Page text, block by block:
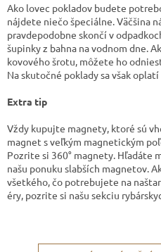
Ako lovec pokladov budete
nájdete niečo špeciálne. Väčšina
pravdepodobne skončí v
šupinky z bahna na vodnom dne.
kovového šrotu, môžete ho
Na skutočné poklady sa však
Extra tip
Vždy kupujte magnety, ktoré sú
magnet s veľkým magnetickým
Pozrite si 360° magnety. Hľadáte
našu ponuku slabších magnetov.
všetkého, čo potrebujete na
éry, pozrite si našu sekciu